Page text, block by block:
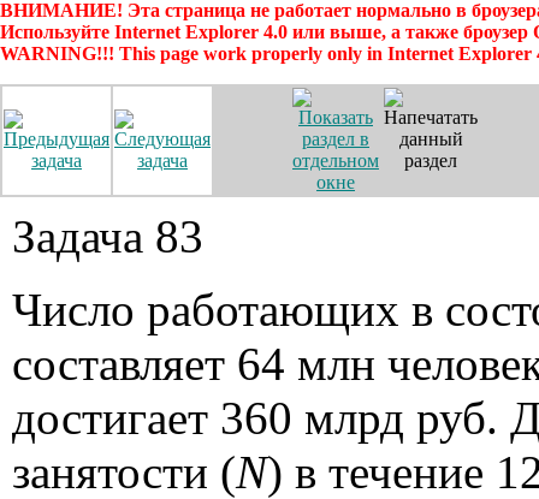
ВНИМАНИЕ! Эта страница не работает нормально в
Используйте Internet Explorer 4.0 или выше, а также броузер
WARNING!!! This page work properly only in Internet Explorer
Задача 83
Число работающих в
составляет 64 млн
достигает 360 млрд руб.
занятости (N) в течение